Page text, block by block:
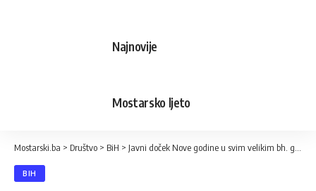
Najnovije
Mostarsko ljeto
Mostarski.ba > Društvo > BiH > Javni doček Nove godine u svim velikim bh. gradovima osim u Sarajevu
BIH